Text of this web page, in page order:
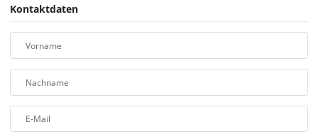
Kontaktdaten
Vorname
Nachname
E-Mail